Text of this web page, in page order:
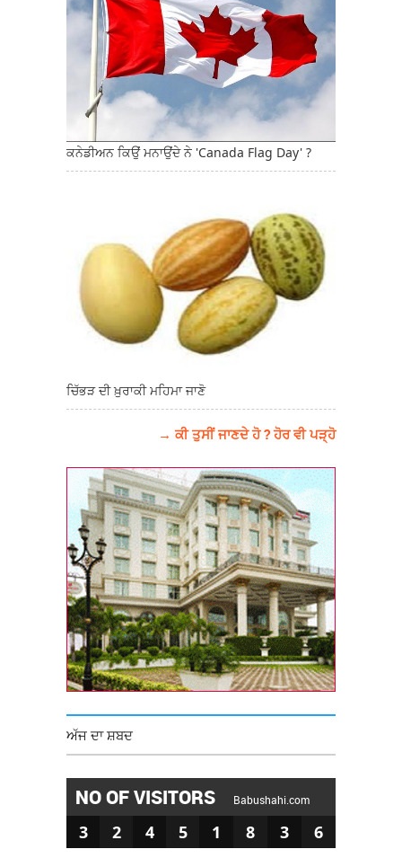
ਕਨੇਡੀਅਨ ਕਿਉਂ ਮਨਾਉਂਦੇ ਨੇ 'Canada Flag Day' ?
ਚਿੱਭੜ ਦੀ ਖ਼ੁਰਾਕੀ ਮਹਿਮਾ ਜਾਣੋ
→ ਕੀ ਤੁਸੀਂ ਜਾਣਦੇ ਹੋ ? ਹੋਰ ਵੀ ਪੜ੍ਹੋ
ਅੱਜ ਦਾ ਸ਼ਬਦ
NO OF VISITORS Babushahi.com
3 2 4 5 1 8 3 6